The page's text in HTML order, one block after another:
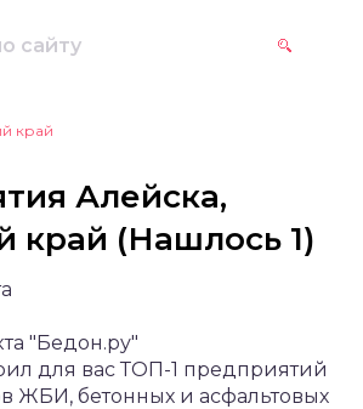
край
Алейска,
край (Нашлось 1)
"Бедон.ру"
для вас ТОП-1 предприятий
ЖБИ, бетонных и асфальтовых